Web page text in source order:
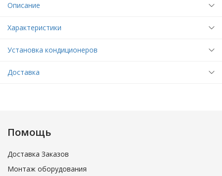
Описание
Характеристики
Установка кондиционеров
Доставка
Помощь
Доставка Заказов
Монтаж оборудования